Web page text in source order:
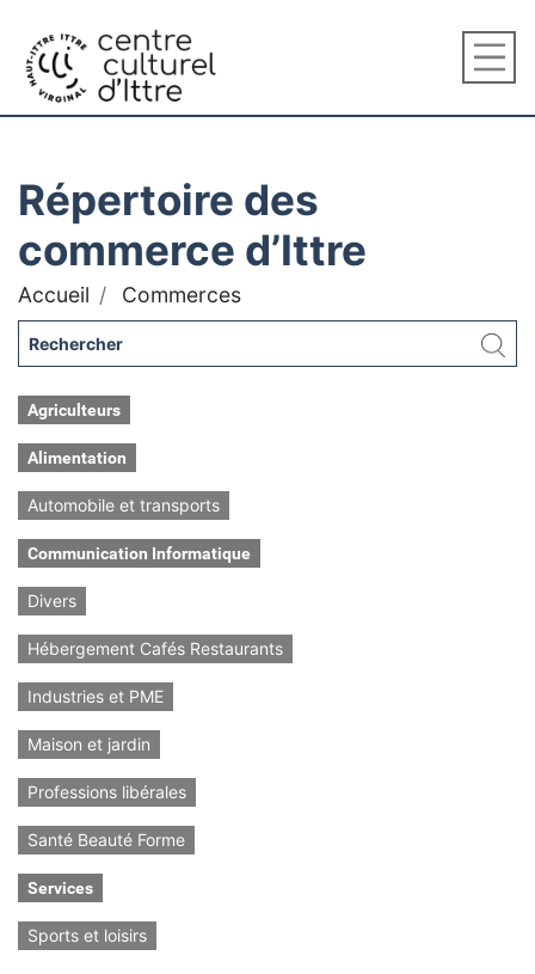
Répertoire des
commerce d’Ittre
Accueil Commerces
Agriculteurs
Alimentation
Automobile et transports
Communication Informatique
Divers
Hébergement Cafés Restaurants
Industries et PME
Maison et jardin
Professions libérales
Santé Beauté Forme
Services
Sports et loisirs